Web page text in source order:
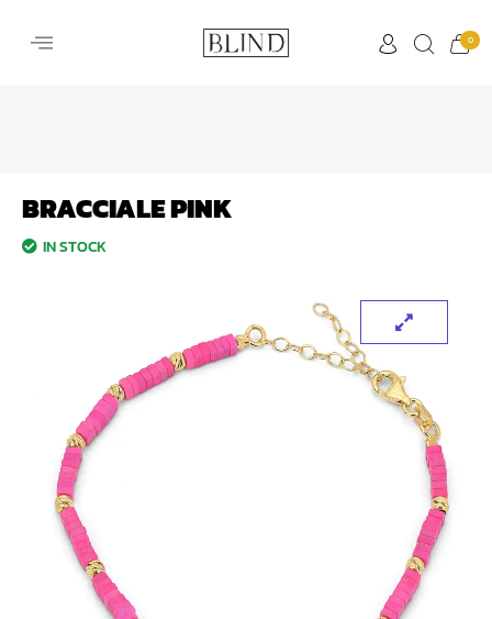
0
BRACCIALE PINK
IN STOCK